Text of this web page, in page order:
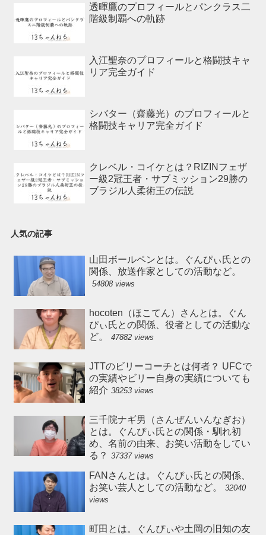
透暉鷹のプロフィールとパンクラス二
階級制覇への軌跡
入江聖奈のプロフィールと格闘技キャ
リア完全ガイド
シバター（齋藤光）のプロフィールと
格闘技キャリア完全ガイド
クレベル・コイケとは？RIZINフェザ
ー級2冠王者・サブミッション29勝の
ブラジル人柔術王の伝説
人気の記事
山田ボールペンとは。ぐんぴぃ氏との
関係、放送作家としての活動など。
54808 views
hocoten（ほこてん）さんとは。ぐん
ぴぃ氏との関係、役者としての活動な
ど。
47882 views
JTTのビリーコーチとは何者？ UFCで
の実績やビリー自身の実績についても
紹介 38253 views
三千院ナギ男（さんぜんいんなぎお）
とは。ぐんぴぃ氏との関係・馴れ初
め、名前の由来、お笑い活動をしてい
る？ 37337 views
FANさんとは。ぐんぴぃ氏との関係、
お笑い芸人としての活動など。
32040
views
町田とは。ぐんぴぃや土岡の旧知の友